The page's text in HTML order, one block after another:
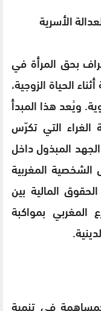
الأسرية
بحق المرأة في
الحياة الزوجية،
ويُعد هذا المبدأ
الغراء التي تكرّس
المبذول داخل
المغربية
المالية بين
المغربي بمواكبة
كمساهمة في تنمية